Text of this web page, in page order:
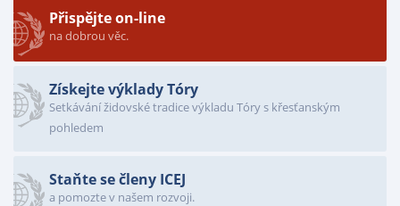
Přispějte on-line
na dobrou věc.
Získejte výklady Tóry
Setkávání židovské tradice výkladu Tóry s křesťanským
pohledem
Staňte se členy ICEJ
a pomozte v našem rozvoji.